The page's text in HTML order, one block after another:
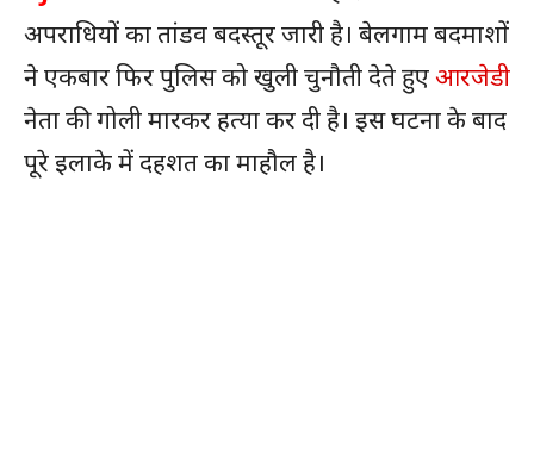
अपराधियों का तांडव बदस्तूर जारी है। बेलगाम बदमाशों
ने एकबार फिर पुलिस को खुली चुनौती देते हुए आरजेडी
नेता की गोली मारकर हत्या कर दी है। इस घटना के बाद
पूरे इलाके में दहशत का माहौल है।